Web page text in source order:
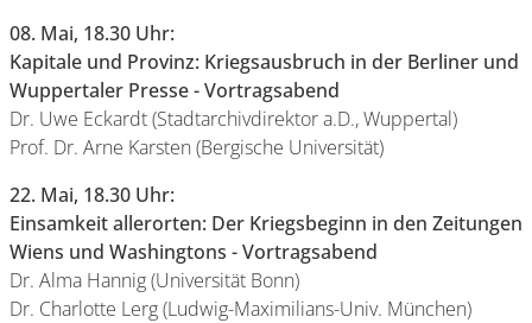
08. Mai, 18.30 Uhr:
Kapitale und Provinz: Kriegsausbruch in der Berliner und
Wuppertaler Presse - Vortragsabend
Dr. Uwe Eckardt (Stadtarchivdirektor a.D., Wuppertal)
Prof. Dr. Arne Karsten (Bergische Universität)
22. Mai, 18.30 Uhr:
Einsamkeit allerorten: Der Kriegsbeginn in den Zeitungen
Wiens und Washingtons - Vortragsabend
Dr. Alma Hannig (Universität Bonn)
Dr. Charlotte Lerg (Ludwig-Maximilians-Univ. München)